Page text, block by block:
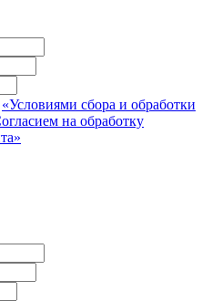
«Условиями сбора и обработки
на обработку